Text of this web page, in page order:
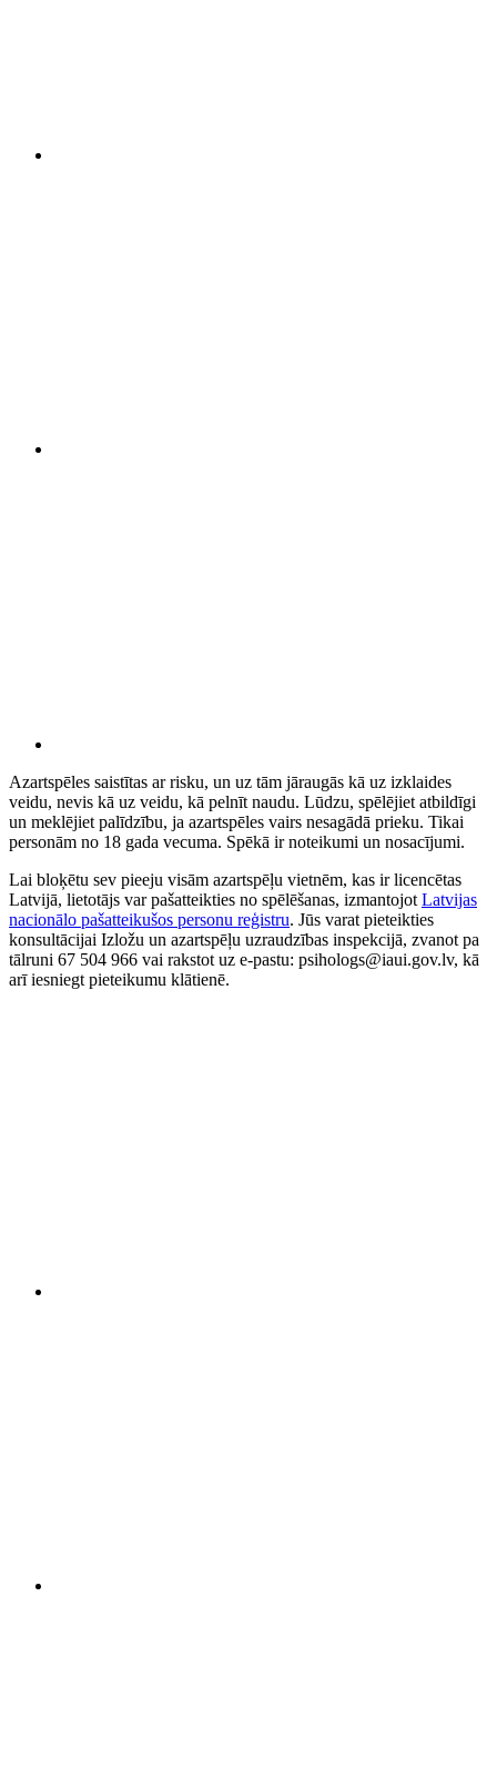
Azartspēles saistītas ar risku, un uz tām jāraugās kā uz izklaides
veidu, nevis kā uz veidu, kā pelnīt naudu. Lūdzu, spēlējiet atbildīgi
un meklējiet palīdzību, ja azartspēles vairs nesagādā prieku. Tikai
personām no 18 gada vecuma. Spēkā ir noteikumi un nosacījumi.
Lai bloķētu sev pieeju visām azartspēļu vietnēm, kas ir licencētas
Latvijā, lietotājs var pašatteikties no spēlēšanas, izmantojot Latvijas
nacionālo pašatteikušos personu reģistru. Jūs varat pieteikties
konsultācijai Izložu un azartspēļu uzraudzības inspekcijā, zvanot pa
tālruni 67 504 966 vai rakstot uz e-pastu: psihologs@iaui.gov.lv, kā
arī iesniegt pieteikumu klātienē.